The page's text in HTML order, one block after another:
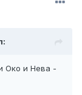
Око и Нева -